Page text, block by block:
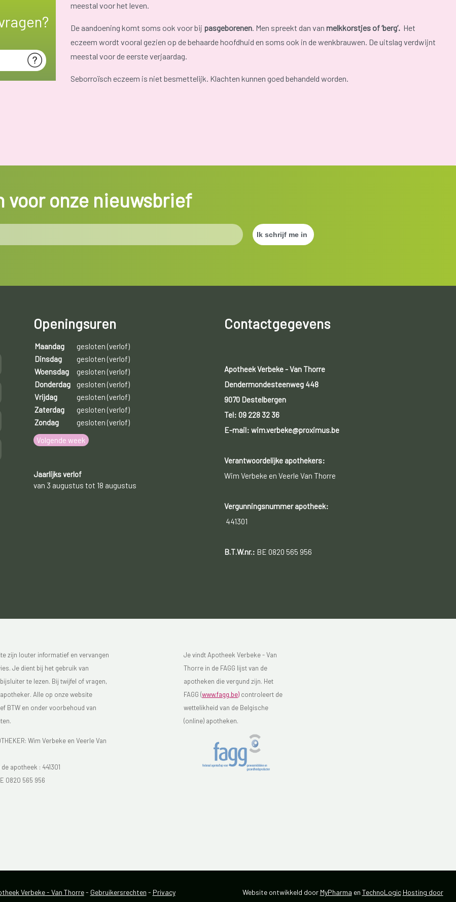
meestal voor het leven.
De aandoening komt soms ook voor bij pasgeborenen. Men spreekt dan van melkkorstjes of ‘berg’.Het
eczeem wordt vooral gezien op de behaarde hoofdhuid en soms ook in de wenkbrauwen. De uitslag verdwijnt
meestal voor de eerste verjaardag.
Seborroïsch eczeem is niet besmettelijk. Klachten kunnen goed behandeld worden.
voor onze nieuwsbrief
Openingsuren
Maandag
gesloten (verlof)
Dinsdag
gesloten (verlof)
Woensdag
gesloten (verlof)
Donderdag
gesloten (verlof)
Vrijdag
gesloten (verlof)
Zaterdag
gesloten (verlof)
Zondag
gesloten (verlof)
Volgende week
Jaarlijks verlof
van 3 augustus tot 18 augustus
Contactgegevens
Apotheek Verbeke - Van Thorre
Dendermondesteenweg 448
9070 Destelbergen
Tel: 09 228 32 36
E-mail: wim.verbeke@proximus.be
Verantwoordelijke apothekers:
Wim Verbeke en Veerle Van Thorre
Vergunningsnummer apotheek:
441301
B.T.W.nr.: BE 0820 565 956
zijn louter informatief en vervangen
Je dient bij het gebruik van
te lezen. Bij twijfel of vragen,
Alle op onze website
BTW en onder voorbehoud van
Wim Verbeke en Veerle Van
de apotheek : 441301
0820 565 956
Je vindt Apotheek Verbeke - Van
Thorre in de FAGG lijst van de
apotheken die vergund zijn. Het
FAGG (www.fagg.be)controleert de
wettelikheid van de Belgische
(online) apotheken.
Verbeke - Van Thorre - Gebruikersrechten - Privacy Website ontwikkeld door MyPharma en TechnoLogic Hosting door